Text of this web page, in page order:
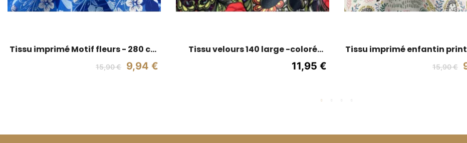
Tissu imprimé Motif fleurs - 280 cm
15,90 € 9,94 €
Tissu velours 140 large -coloré
11,95 €
Tissu imprimé enfantin
280 cm de large - Fond
15,90 €